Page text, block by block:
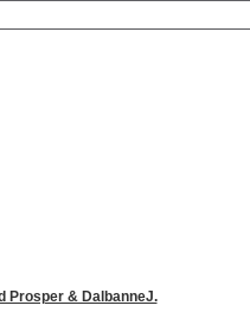
Prosper & DalbanneJ.